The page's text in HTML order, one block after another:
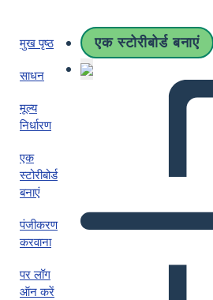
मुख पृष्ठ
साधन
मूल्य
निर्धारण
एक
स्टोरीबोर्ड
बनाएं
पंजीकरण
करवाना
पर लॉग
ऑन करें
एक स्टोरीबोर्ड बनाएं